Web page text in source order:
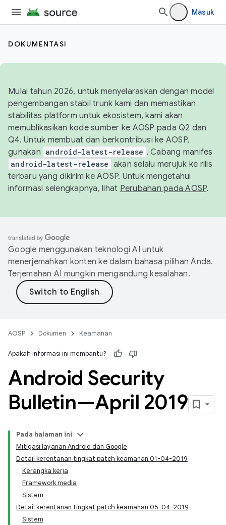
Masuk
DOKUMENTASI
Mulai tahun 2026, untuk menyelaraskan dengan model
pengembangan stabil trunk kami dan memastikan
stabilitas platform untuk ekosistem, kami akan
memublikasikan kode sumber ke AOSP pada Q2 dan
Q4. Untuk membuat dan berkontribusi ke AOSP,
gunakan android-latest-release . Cabang manifes
android-latest-release akan selalu merujuk ke rilis
terbaru yang dikirim ke AOSP. Untuk mengetahui
informasi selengkapnya, lihat Perubahan pada AOSP.
Google menggunakan teknologi AI untuk
menerjemahkan konten ke dalam bahasa pilihan Anda.
Terjemahan AI mungkin mengandung kesalahan.
AOSP Dokumen Keamanan
Apakah informasi ini membantu?
Android Security
Bulletin—April 2019
Pada halaman ini
Mitigasi layanan Android dan Google
Detail kerentanan tingkat patch keamanan 01-04-2019
Kerangka kerja
Framework media
Sistem
Detail kerentanan tingkat patch keamanan 05-04-2019
Sistem